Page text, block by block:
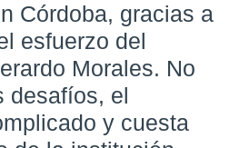
Córdoba, gracias a
esfuerzo del
Morales. No
desafíos, el
y cuesta